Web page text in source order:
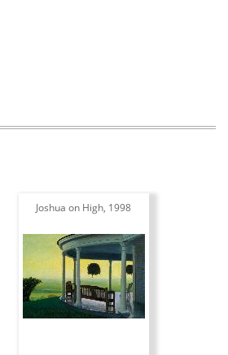
Joshua on High, 1998